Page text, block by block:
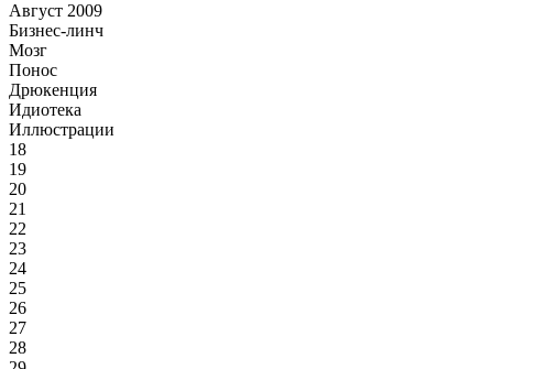
Август 2009
Бизнес-линч
Мозг
Понос
Дрюкенция
Идиотека
Иллюстрации
18
19
20
21
22
23
24
25
26
27
28